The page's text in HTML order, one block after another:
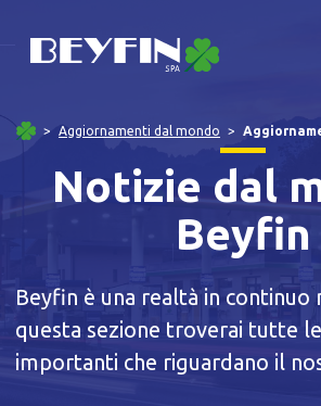
Aggiornamenti dal mondo
Notizie dal
Beyfin
Beyfin è una realtà in continuo
questa sezione troverai tutte
importanti che riguardano il